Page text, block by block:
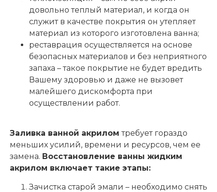
довольно теплый материал, и когда он
служит в качестве покрытия он утепляет
материал из которого изготовлена ванна;
реставрация осуществляется на основе
безопасных материалов и без неприятного
запаха – такое покрытие не будет вредить
Вашему здоровью и даже не вызовет
малейшего дискомфорта при
осуществлении работ.
Заливка ванной акриломтребует гораздо
меньших усилий, времени и ресурсов, чем ее
замена. Восстановление ванны жидким
акрилом включает такие этапы:
Зачистка старой эмали – необходимо снять